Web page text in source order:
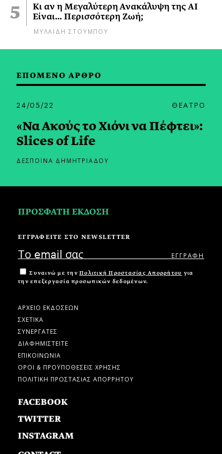
Κι αν η Μεγαλύτερη Ανακάλυψη της AI
Είναι… Περισσότερη Ζωή;
ΜΥΛΑΙΔΗ ΣΤΟΥΜΠΟΥ
ΕΠΟΜΕΝΟ ΑΡΘΡΟ
24/05/22 ΘΕΑΤΡΟ
«Να Ακούς το Χιόνι να Πέφτει»:
Slices of Life
ΔΕΣΠΟΙΝΑ ΔΗΜΗΤΡΙΑΔΟΥ
ΠΡΟΣΦΑΤΗ ΕΚΔΟΣΗ
ΕΓΓΡΑΦΕΙΤΕ ΣΤΟ NEWSLETTER
Συναινώ με την Πολιτική Προστασίας Απορρήτου για
την επεξεργασία προσωπικών δεδομένων.
ΑΡΧΕΙΟ ΕΚΔΟΣΕΩΝ
ΣΧΕΤΙΚΑ
ΣΥΝΕΡΓΑΤΕΣ
ΔΙΑΦΗΜΙΣΤΕΙΤΕ
ΕΠΙΚΟΙΝΩΝΙΑ
ΟΡΟΙ & ΠΡΟΫΠΟΘΕΣΕΙΣ ΧΡΗΣΗΣ
ΠΟΛΙΤΙΚΗ ΠΡΟΣΤΑΣΙΑΣ ΑΠΟΡΡΗΤΟΥ
FACEBOOK
TWITTER
INSTAGRAM